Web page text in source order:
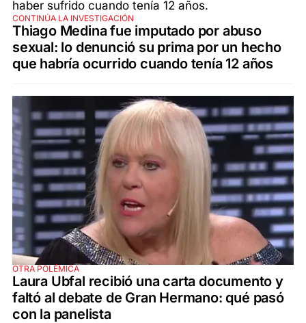
CONTINÚA LA INVESTIGACIÓN
Thiago Medina fue imputado por abuso
sexual: lo denunció su prima por un hecho
que habría ocurrido cuando tenía 12 años
OTRA POLÉMICA
Laura Ubfal recibió una carta documento y
faltó al debate de Gran Hermano: qué pasó
con la panelista